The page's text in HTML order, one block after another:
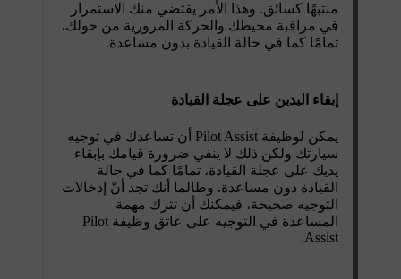
منتبهًا كسائق. وهذا الأمر يقتضي منك الاستمرار
في مراقبة محيطك والحركة المرورية من حولك،
تمامًا كما في حالة القيادة بدون مساعدة.
إبقاء اليدين على عجلة القيادة
يمكن لوظيفة Pilot Assist أن تساعدك في توجيه
سيارتك ولكن ذلك لا ينفي ضرورة قيامك بإبقاء
يديك على عجلة القيادة، تمامًا كما في حالة
القيادة دون مساعدة. وطالما أنك تجد أنّ إدخالات
التوجيه صحيحة، فيمكنك أن تترك مهمة
المساعدة في التوجيه على عاتق وظيفة Pilot
Assist.